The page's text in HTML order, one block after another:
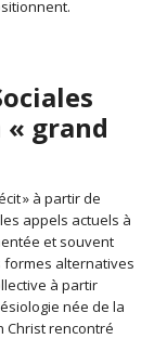
« grand
» à partir de
appels actuels à
et souvent
formes alternatives
à partir
née de la
Christ rencontré